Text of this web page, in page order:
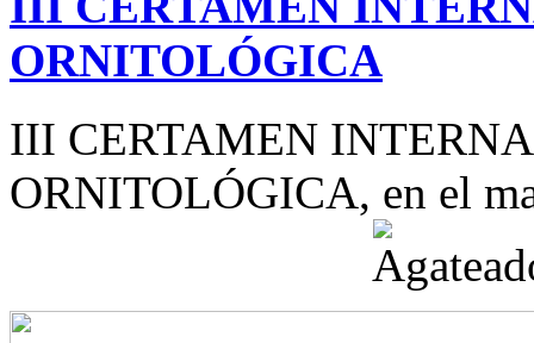
ORNITOLÓGICA
III CERTAMEN
ORNITOLÓGICA, en el